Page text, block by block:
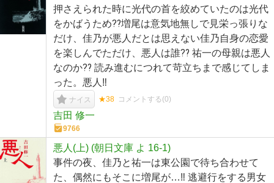
押さえられた時に光代の首を絞めていたのは光代
をかばうため⁇増尾は意気地無しで見栄っ張りな
だけ、佳乃が悪人だとは思えない佳乃自身の恋愛
を楽しんでただけ、悪人は誰⁇ 祐一の母親は悪人
なのか⁇ 読み進むにつれて苛立ちまで感じてしま
った。悪人‼︎
ナイス ★38 コメントする(0)
吉田 修一
9766
悪人(上) (朝日文庫 よ 16-1)
事件の夜、佳乃と祐一は東公園で待ち合わせて
た、偶然にもそこに増尾が…‼︎ 逃避行をする男女